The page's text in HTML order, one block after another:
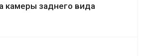
камеры заднего вида